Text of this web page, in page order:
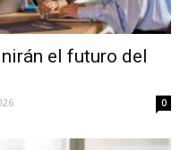
el futuro del
0